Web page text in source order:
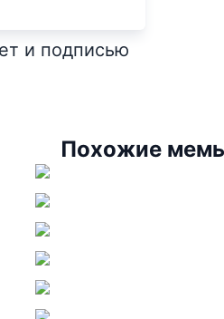
и подписью
Похожие